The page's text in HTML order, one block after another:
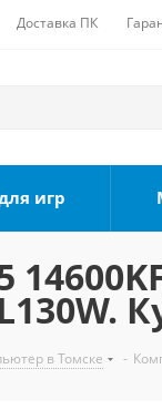
Доставка ПК
игр
в Томске -